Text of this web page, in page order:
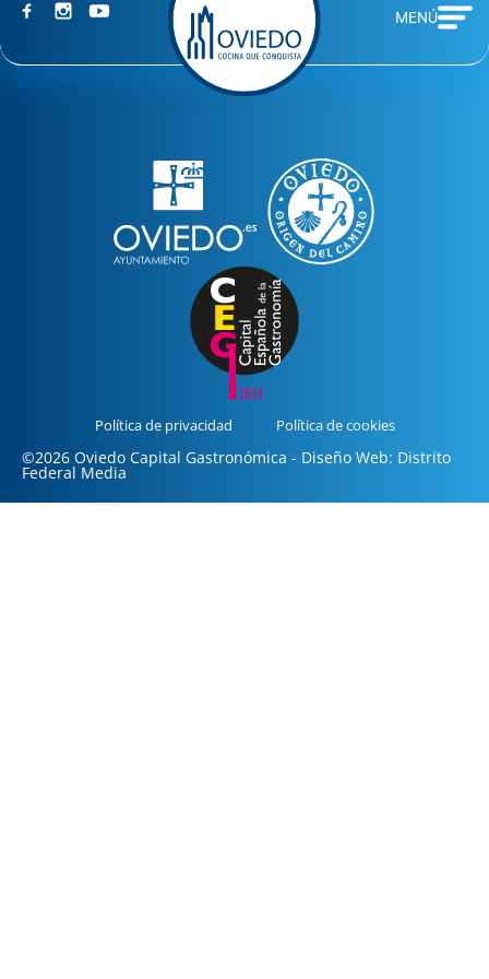
MENÚ
Política de privacidad Política de cookies
©2026 Oviedo Capital Gastronómica - Diseño Web: Distrito
Federal Media